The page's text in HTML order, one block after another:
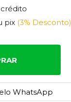
pix (3% Desconto)
WhatsApp